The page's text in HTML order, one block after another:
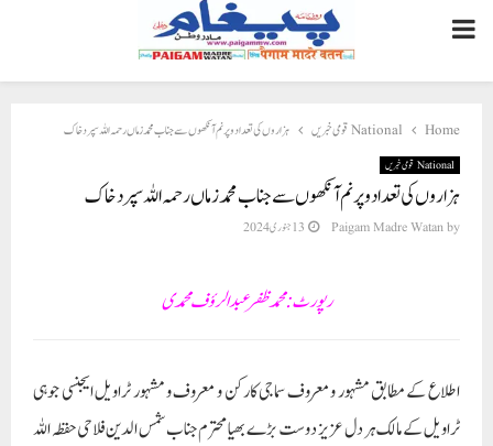
PRIMARY
MENU
Home National قومی خبریں ہزاروں کی تعداد و پر نم آنکھوں سے جناب محمد زماں رحمہ اللہ سپردخاک
National قومی خبریں
ہزاروں کی تعداد و پر نم آنکھوں سے جناب محمد زماں رحمہ اللہ سپردخاک
by
Paigam Madre Watan 13 جنوری 2024
رپورٹ : محمد ظفر عبدالرؤف محمدی
اطلاع کے مطابق مشہور و معروف سماجی کارکن و معروف و مشہور ٹراویل ایجنسی جوہی
ٹراویل کے مالک ہر دل عزیز دوست بڑے بھیا محترم جناب شمس الدین فلاحی حفظہ اللہ